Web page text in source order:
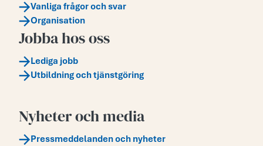
Vanliga frågor och svar
Organisation
Jobba hos oss
Lediga jobb
Utbildning och tjänstgöring
Nyheter och media
Pressmeddelanden och nyheter